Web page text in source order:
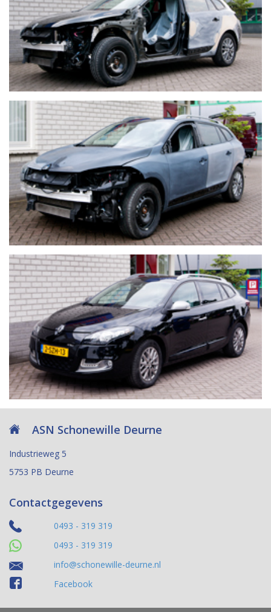
ASN Schonewille Deurne
Industrieweg 5
5753 PB Deurne
Contactgegevens
0493 - 319 319
0493 - 319 319
info@schonewille-deurne.nl
Facebook